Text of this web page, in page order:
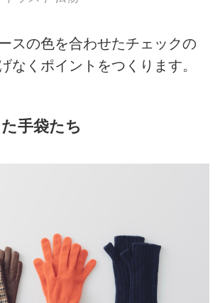
スの色を合わせたチェックの
なくポイントをつくります。
手袋たち